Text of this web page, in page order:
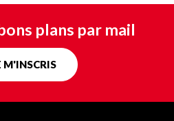
plans par mail
M'INSCRIS